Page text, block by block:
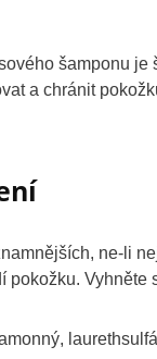
šamponu
a chránit
ne-li
pokožku. Vyhněte